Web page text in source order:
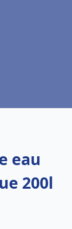
eau
200l